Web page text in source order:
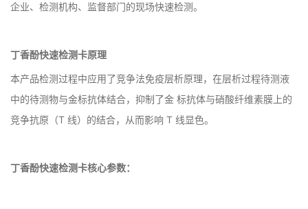
企业、检测机构、监督部门的现场快速检测。
丁香酚快速检测卡原理
本产品检测过程中应用了竞争法免疫层析原理，在层析过程待测液
中的待测物与金标抗体结合，抑制了金 标抗体与硝酸纤维素膜上的
竞争抗原（T 线）的结合，从而影响 T 线显色。
丁香酚快速检测卡核心参数：